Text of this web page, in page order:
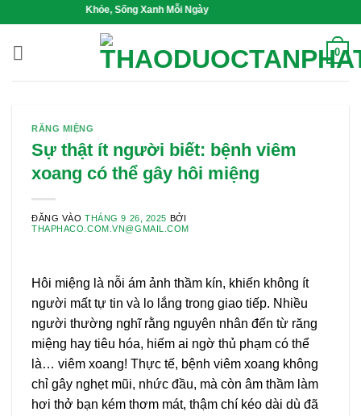
nội
Sức Khỏe, Sống Xanh Mỗi Ngày
0
RĂNG MIỆNG
Sự thật ít người biết: bệnh viêm
xoang có thể gây hôi miệng
ĐĂNG VÀOTHÁNG 9 26, 2025 BỞI
THAPHACO.COM.VN@GMAIL.COM
Hôi miệng là nỗi ám ảnh thầm kín, khiến không ít
người mất tự tin và lo lắng trong giao tiếp. Nhiều
người thường nghĩ rằng nguyên nhân đến từ răng
miệng hay tiêu hóa, hiếm ai ngờ thủ phạm có thể
là… viêm xoang! Thực tế, bệnh viêm xoang không
chỉ gây nghẹt mũi, nhức đầu, mà còn âm thầm làm
hơi thở bạn kém thơm mát, thậm chí kéo dài dù đã